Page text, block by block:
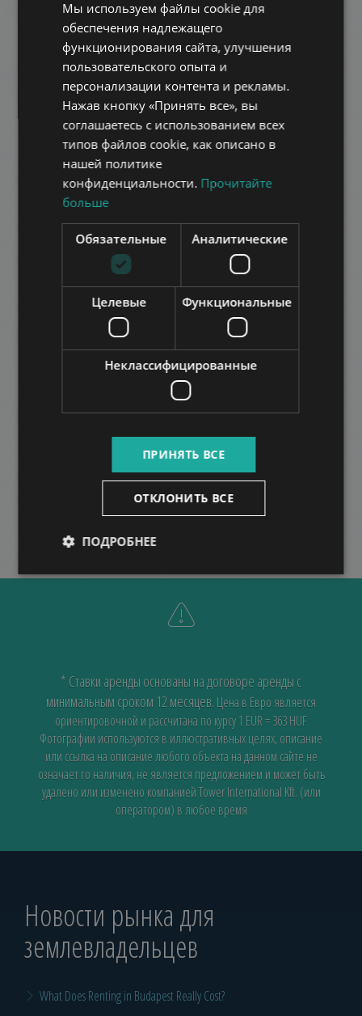
VÖRÖSMARTY UTCA
Арендная плата:250.000 HUF
Район 6 • 1 Спальни • 57 m2
ДОБАВИТЬ В СПИСОК
Арендная плата:996.000 HUF
Район 6 • 1 Спальни • 167 m
БОЛЬШЕ
* Ставки аренды основаны на договоре аренды с
минимальным сроком 12 месяцев. Цена в Евро является
ориентировочной и рассчитана по курсу 1 EUR = 363 HUF
Фотографии используются в иллюстративных целях, описание
или ссылка на описание любого объекта на данном сайте не
означает го наличия, не является предложением и может быть
удалено или изменено компанией Tower International Kft. (или
оператором) в любое время
Новости рынка для
землевладельцев
What Does Renting in Budapest Really Cost?
HUNGARIAN
ITALIAN
SPANISH
RUSSIAN
Мы используем файлы cookie для
обеспечения надлежащего
функционирования сайта, улучшения
пользовательского опыта и
персонализации контента и рекламы.
Нажав кнопку «Принять все», вы
соглашаетесь с использованием всех
типов файлов cookie, как описано в
нашей политике
конфиденциальности. Прочитайте
больше
Обязательные Аналитические
Целевые Функциональные
Неклассифицированные
ПРИНЯТЬ ВСЕ
ОТКЛОНИТЬ ВСЕ
ПОДРОБНЕЕ